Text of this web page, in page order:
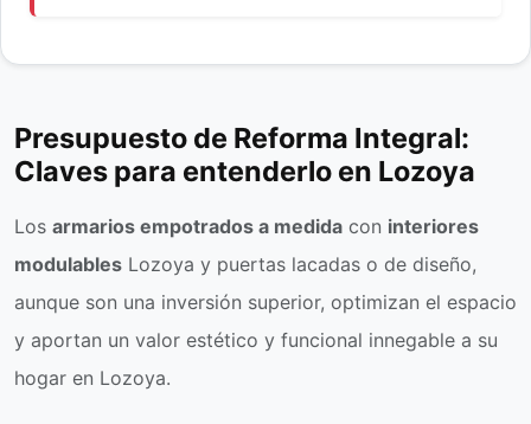
Presupuesto de Reforma Integral:
Claves para entenderlo en Lozoya
Los armarios empotrados a medida con interiores
modulables Lozoya y puertas lacadas o de diseño,
aunque son una inversión superior, optimizan el espacio
y aportan un valor estético y funcional innegable a su
hogar en Lozoya.